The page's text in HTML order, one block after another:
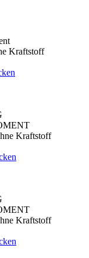
Kraftstoff
Kraftstoff
Kraftstoff